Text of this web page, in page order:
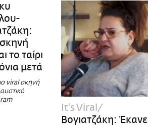
Απώλειες
Lgbtqi+
Επιλογές
το ταίρι
μετά
viral σκηνή
It's Viral
Βογιατζάκη: Έκανε